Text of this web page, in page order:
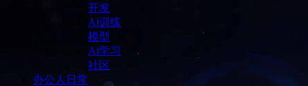
开发
Ai训练
模型
Ai学习
社区
办公人日常